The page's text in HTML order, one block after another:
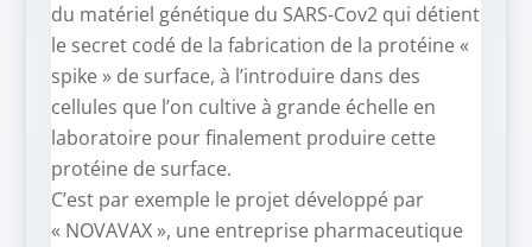
du matériel génétique du SARS-Cov2 qui détient
le secret codé de la fabrication de la protéine «
spike » de surface, à l’introduire dans des
cellules que l’on cultive à grande échelle en
laboratoire pour finalement produire cette
protéine de surface.
C’est par exemple le projet développé par
« NOVAVAX », une entreprise pharmaceutique